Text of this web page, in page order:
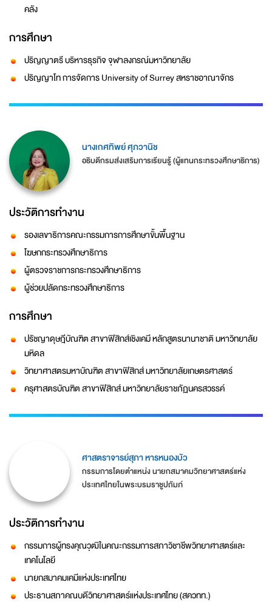
คลัง
การศึกษา
ปริญญาตรี บริหารธุรกิจ จุฬาลงกรณ์มหาวิทยาลัย
ปริญญาโท การจัดการ University of Surrey สหราชอาณาจักร
นางเกศทิพย์ ศุภวานิช
อธิบดีกรมส่งเสริมการเรียนรู้ (ผู้แทนกระทรวงศึกษาธิการ)
ประวัติการทำงาน
รองเลขาธิการคณะกรรมการการศึกษาขั้นพื้นฐาน
โฆษกกระทรวงศึกษาธิการ
ผู้ตรวจราชการกระทรวงศึกษาธิการ
ผู้ช่วยปลัดกระทรวงศึกษาธิการ
การศึกษา
ปรัชญาดุษฎีบัณฑิต สาขาฟิสิกส์เชิงเคมี หลักสูตรนานาชาติ มหาวิทยาลัย
มหิดล
วิทยาศาสตรมหาบัณฑิต สาขาฟิสิกส์ มหาวิทยาลัยเกษตรศาสตร์
ครุศาสตรบัณฑิต สาขาฟิสิกส์ มหาวิทยาลัยราชภัฏนครสวรรค์
ศาสตราจารย์สุภา หารหนองบัว
กรรมการโดยตำแหน่ง นายกสมาคมวิทยาศาสตร์แห่ง
ประเทศไทยในพระบรมราชูปถัมภ์
ประวัติการทำงาน
กรรมการผู้ทรงคุณวุฒิในคณะกรรมการสภาวิชาชีพวิทยาศาสตร์และ
เทคโนโลยี
นายกสมาคมเคมีแห่งประเทศไทย
ประธานสภาคณบดีวิทยาศาสตร์แห่งประเทศไทย (สควทท.)